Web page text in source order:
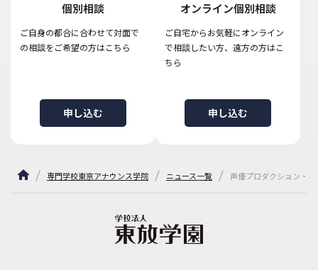
個別相談
ご自身の都合に合わせて対面で
の相談をご希望の方はこちら
申し込む
オンライン個別相談
ご自宅からお気軽にオンライン
で相談したい方、遠方の方はこ
ちら
申し込む
専門学校東京アナウンス学院 ニュース一覧 声優プロダクション・